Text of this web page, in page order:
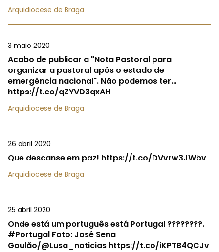
Arquidiocese de Braga
3 maio 2020
Acabo de publicar a "Nota Pastoral para
organizar a pastoral após o estado de
emergência nacional". Não podemos ter…
https://t.co/qZYVD3qxAH
Arquidiocese de Braga
26 abril 2020
Que descanse em paz! https://t.co/DVvrw3JWbv
Arquidiocese de Braga
25 abril 2020
Onde está um português está Portugal ????????.
#Portugal Foto: José Sena
Goulão/@Lusa_noticias https://t.co/iKPTB4QCJv